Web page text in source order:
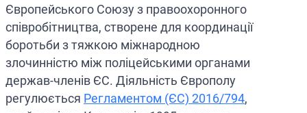
Європейського Союзу з правоохоронного
співробітництва, створене для координації
боротьби з тяжкою міжнародною
злочинністю між поліцейськими органами
держав-членів ЄС. Діяльність Європолу
регулюється Регламентом (ЄС) 2016/794,